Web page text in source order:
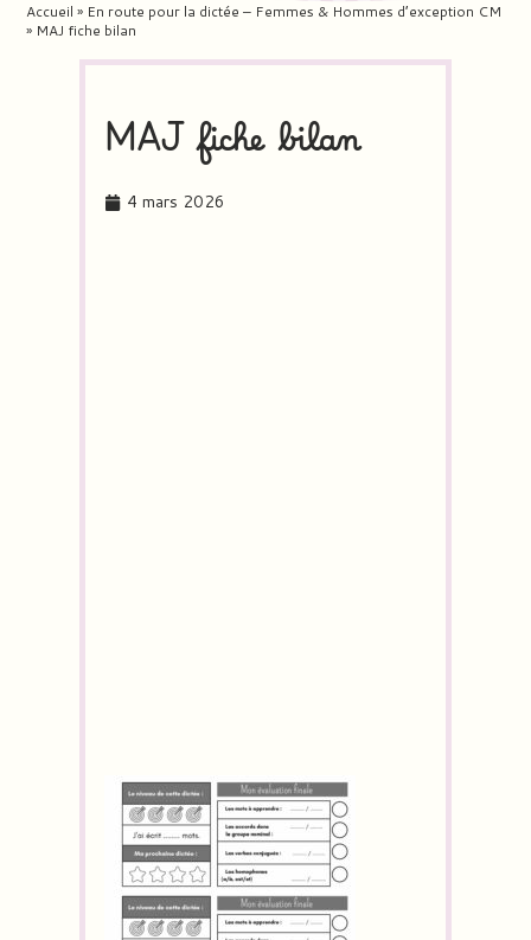
Accueil » En route pour la dictée – Femmes & Hommes d’exception CM
» MAJ fiche bilan
MAJ fiche bilan
4 mars 2026